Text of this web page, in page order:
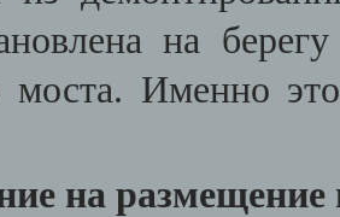
на
моста. Именно
на размещение